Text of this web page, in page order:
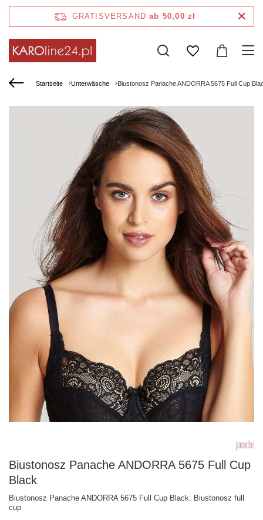
GRATISVERSAND ab 50,00 zł
Startseite Unterwäsche Biustonosz Panache ANDORRA 5675 Full Cup
Biustonosz Panache ANDORRA 5675 Full Cup
Black
Biustonosz Panache ANDORRA 5675 Full Cup Black. Biustonosz full
cup